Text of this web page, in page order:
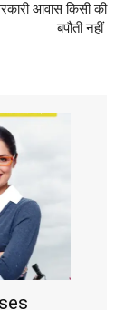
आवास किसी की
बपौती नहीं